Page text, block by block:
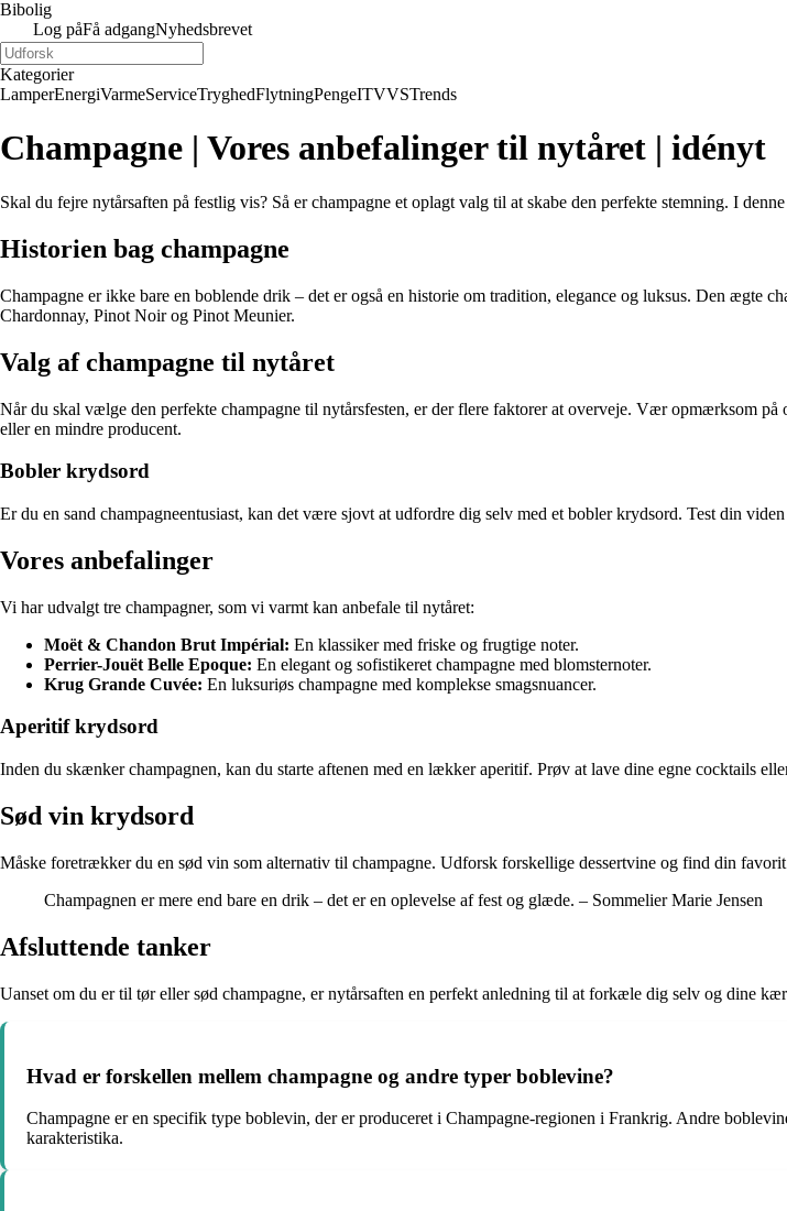
Bibolig
Log påFå adgangNyhedsbrevet
Kategorier
LamperEnergiVarmeServiceTryghedFlytningPengeITVVSTrends
Champagne | Vores anbefalinger til nytåret | idényt
Skal du fejre nytårsaften på festlig vis? Så er champagne et oplagt valg til at skabe den perfekte stemning. I
Historien bag champagne
Champagne er ikke bare en boblende drik – det er også en historie om tradition, elegance og luksus. Den ægte
Chardonnay, Pinot Noir og Pinot Meunier.
Valg af champagne til nytåret
Når du skal vælge den perfekte champagne til nytårsfesten, er der flere faktorer at overveje. Vær opmærksom
eller en mindre producent.
Bobler krydsord
Er du en sand champagneentusiast, kan det være sjovt at udfordre dig selv med et bobler krydsord. Test din
Vores anbefalinger
Vi har udvalgt tre champagner, som vi varmt kan anbefale til nytåret:
Moët & Chandon Brut Impérial: En klassiker med friske og frugtige noter.
Perrier-Jouët Belle Epoque: En elegant og sofistikeret champagne med blomsternoter.
Krug Grande Cuvée: En luksuriøs champagne med komplekse smagsnuancer.
Aperitif krydsord
Inden du skænker champagnen, kan du starte aftenen med en lækker aperitif. Prøv at lave dine egne cocktails
Sød vin krydsord
Måske foretrækker du en sød vin som alternativ til champagne. Udforsk forskellige dessertvine og find din
Champagnen er mere end bare en drik – det er en oplevelse af fest og glæde. – Sommelier Marie Jensen
Afsluttende tanker
Uanset om du er til tør eller sød champagne, er nytårsaften en perfekt anledning til at forkæle dig selv og dine
Hvad er forskellen mellem champagne og andre typer boblevine?
Champagne er en specifik type boblevin, der er produceret i Champagne-regionen i Frankrig. Andre
karakteristika.